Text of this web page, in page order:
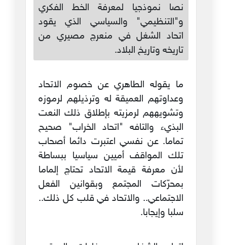
نصا نموذجيا لمعرفة الخط الفكري
و"التنظيمي" والسياسي الذي يقود
اتحاد الشغل في منعرج مصيري من
تاريخه وتاريخ البلاد.
ما يقوله الطاهري عن خصوم الاتحاد
وعداوتهم العميقة له وترذيلهم لرموزه
وتشويههم لرمزيته بإطلاق ذلك النعت
البذيء والتافه "اتحاد الخراب" صحيح
تماما. عن نفسي اعتبرت دائما أصحاب
تلك المواقف أميين سياسيا ببساطة
لأن معرفة قيمة الاتحاد تحتاج إلماما
بمحرّكات المجتمع وبقوانين الفعل
الاجتماعي.. والاتحاد في قلب كل ذلك..
سلبا وإيجابا.